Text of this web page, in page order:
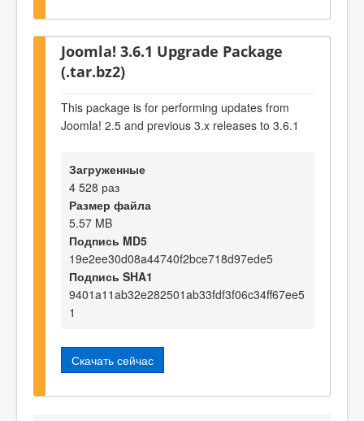
Joomla! 3.6.1 Upgrade Package
(.tar.bz2)
This package is for performing updates from
Joomla! 2.5 and previous 3.x releases to 3.6.1
Загруженные
4 528 раз
Размер файла
5.57 MB
Подпись MD5
19e2ee30d08a44740f2bce718d97ede5
Подпись SHA1
9401a11ab32e282501ab33fdf3f06c34ff67ee5
1
Скачать сейчас